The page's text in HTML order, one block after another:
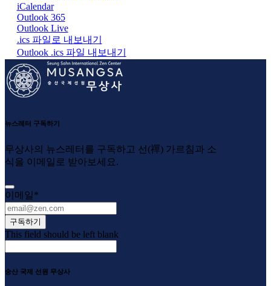
iCalendar
Outlook 365
Outlook Live
.ics 파일로 내보내기
Outlook .ics 파일 내보내기
뉴스레터 구독하기
무상사의 뉴스레터를 구독하고 선(禪) 가르침과 소
식을 이메일로 받아보세요.
이메일 *
구독하기
This field should be left blank
숭산 국제 선원 무상사